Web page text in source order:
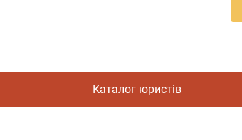
Каталог юристів